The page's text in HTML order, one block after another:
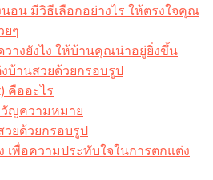
อน มีวิธีเลือกอย่างไร ให้ตรงใจคุณ
ยๆ
วางยังไง ให้บ้านคุณน่าอยู่ยิ่งขึ้น
งบ้านสวยด้วยกรอบรูป
คืออะไร​
วัญความหมาย
วยด้วยกรอบรูป
เพื่อความประทับใจในการตกแต่ง